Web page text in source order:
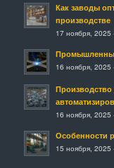
Как заводы
производстве
17 ноября, 2025
16 ноября, 2025
16 ноября, 2025
Особенности
15 ноября, 2025